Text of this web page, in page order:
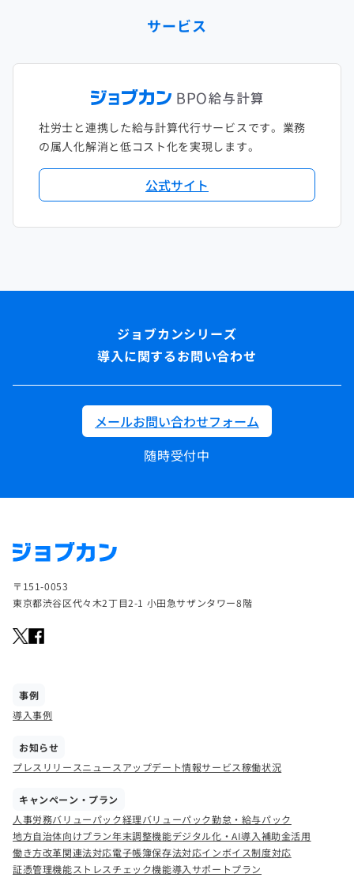
サービス
社労士と連携した給与計算代行サービスです。業務
の属人化解消と低コスト化を実現します。
公式サイト
導入に関するお問い合わせ
メールお問い合わせフォーム
随時受付中
〒151-0053
東京都渋谷区代々木2丁目2-1 小田急サザンタワー8階
事例
導入事例
お知らせ
プレスリリースニュース アップデート情報サービス稼働状況
キャンペーン・プラン
人事労務バリューパック経理バリューパック勤怠・給与パック
地方自治体向けプラン年末調整機能デジタル化・AI導入補助金活用
働き方改革関連法対応電子帳簿保存法対応インボイス制度対応
証憑管理機能ストレスチェック機能導入サポートプラン